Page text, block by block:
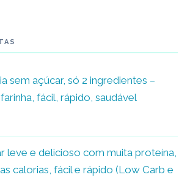
sem açúcar, só 2 ingredientes –
fácil, rápido, saudável
leve e delicioso com muita proteína,
calorias, fácil e rápido (Low Carb e